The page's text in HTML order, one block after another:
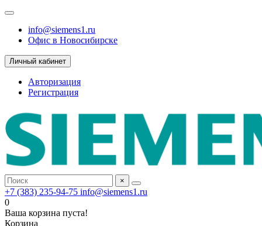
info@siemens1.ru
Офис в Новосибирске
Личный кабинет
Авторизация
Регистрация
×
+7 (383) 235-94-75 info@siemens1.ru
0
Ваша корзина пуста!
Корзина